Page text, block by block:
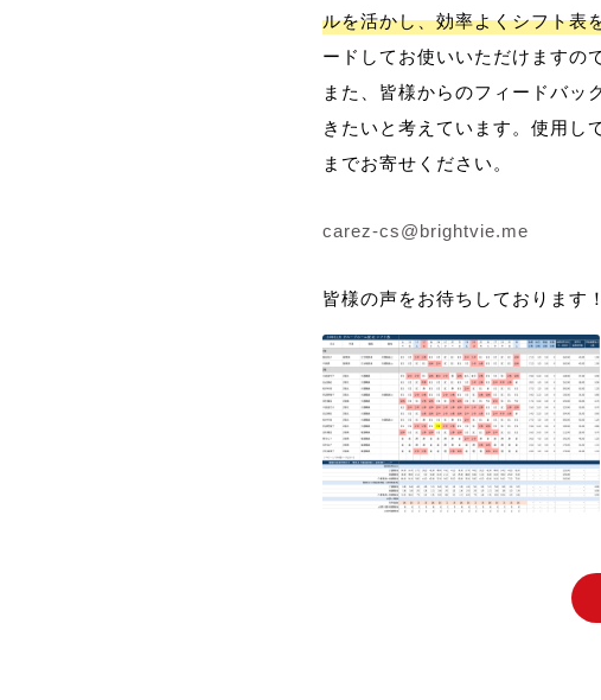
ルを活かし、効率よくシフト表
ードしてお使いいただけますの
また、皆様からのフィードバッ
きたいと考えています。使用し
までお寄せください。
carez-cs@brightvie.me
皆様の声をお待ちしております！